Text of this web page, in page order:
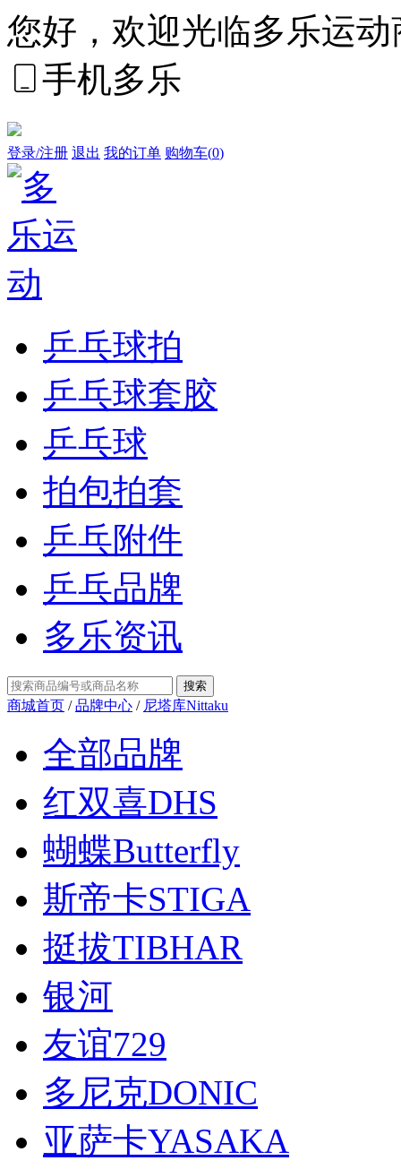
您好，欢迎光临多乐运动
手机多乐
登录/注册 退出 我的订单 购物车(0)
乒乓球拍
乒乓球套胶
乒乓球
拍包拍套
乒乓附件
乒乓品牌
多乐资讯
商城首页 /品牌中心 / 尼塔库Nittaku
全部品牌
红双喜DHS
蝴蝶Butterfly
斯帝卡STIGA
挺拔TIBHAR
银河
友谊729
多尼克DONIC
亚萨卡YASAKA